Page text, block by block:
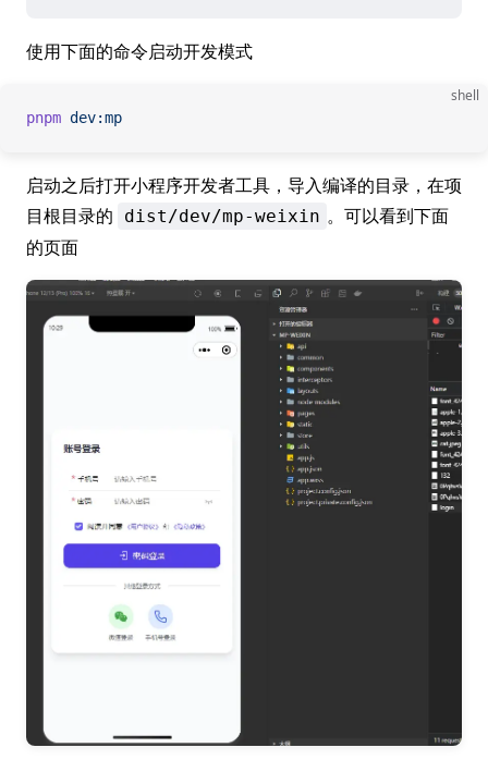
使用下面的命令启动开发模式
shell
pnpm dev:mp
启动之后打开小程序开发者工具，导入编译的目录，在项
目根目录的
dist/dev/mp-weixin 。可以看到下面
的页面